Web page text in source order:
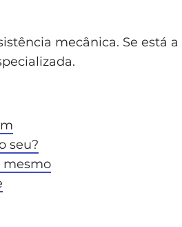
mecânica. Se está a
seu?
mesmo